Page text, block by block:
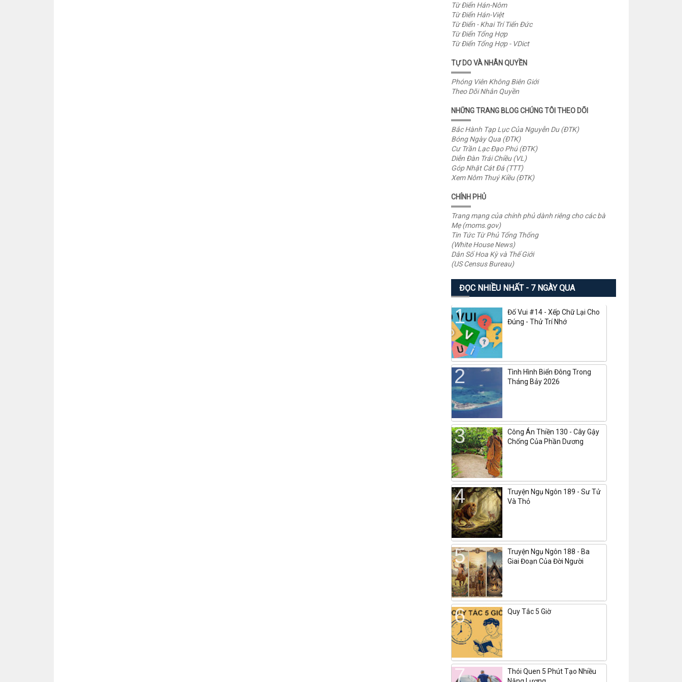
Từ Điển Hán-Nôm
Từ Điển Hán-Việt
Từ Điển - Khai Trí Tiến Đức
Từ Điển Tổng Hợp
Từ Điển Tổng Hợp - VDict
TỰ DO VÀ NHÂN QUYỀN
Phóng Viên Không Biên Giới
Theo Dõi Nhân Quyền
NHỮNG TRANG BLOG CHÚNG TÔI THEO DÕI
Bắc Hành Tạp Lục Của Nguyễn Du (ĐTK)
Bóng Ngày Qua (ĐTK)
Cư Trần Lạc Đạo Phú (ĐTK)
Diễn Đàn Trái Chiều (VL)
Góp Nhặt Cát Đá (TTT)
Xem Nôm Thuý Kiều (ĐTK)
CHÍNH PHỦ
Trang mạng của chính phủ dành riêng cho các bà
Mẹ (moms.gov)
Tin Tức Từ Phủ Tổng Thống
(White House News)
Dân Số Hoa Kỳ và Thế Giới
(US Census Bureau)
ĐỌC NHIỀU NHẤT - 7 NGÀY QUA
Đố Vui #14 - Xếp Chữ Lại Cho
Đúng - Thử Trí Nhớ
Tình Hình Biển Đông Trong
Tháng Bảy 2026
Công Án Thiền 130 - Cây Gậy
Chống Của Phần Dương
Truyện Ngụ Ngôn 189 - Sư Tử
Và Thỏ
Truyện Ngụ Ngôn 188 - Ba
Giai Đoạn Của Đời Người
Quy Tắc 5 Giờ
Thói Quen 5 Phút Tạo Nhiều